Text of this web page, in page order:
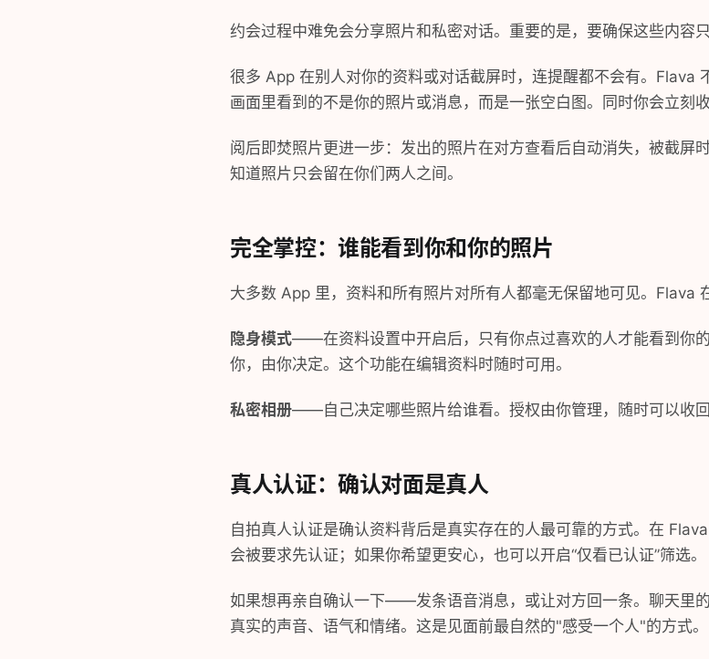
约会过程中难免会分享照片和私密对话。重要的是，要确保这些内容只
很多 App 在别人对你的资料或对话截屏时，连提醒都不会有。
画面里看到的不是你的照片或消息，而是一张空白图。同时你会立刻
阅后即焚照片更进一步：发出的照片在对方查看后自动消失，被截屏
知道照片只会留在你们两人之间。
完全掌控：谁能看到你和你的照片
大多数 App 里，资料和所有照片对所有人都毫无保留地可见。Flava
隐身模式——在资料设置中开启后，只有你点过喜欢的人才能看到你
你，由你决定。这个功能在编辑资料时随时可用。
私密相册——自己决定哪些照片给谁看。授权由你管理，随时可以收
真人认证：确认对面是真人
自拍真人认证是确认资料背后是真实存在的人最可靠的方式。在
会被要求先认证；如果你希望更安心，也可以开启“仅看已认证”筛选。
如果想再亲自确认一下——发条语音消息，或让对方回一条。聊天里
真实的声音、语气和情绪。这是见面前最自然的"感受一个人"的方式。